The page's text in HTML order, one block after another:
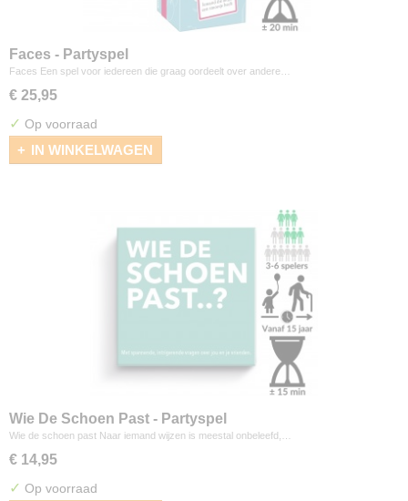
Faces - Partyspel
Faces Een spel voor iedereen die graag oordeelt over andere…
€ 25,95
✓ Op voorraad
IN WINKELWAGEN
Wie De Schoen Past - Partyspel
Wie de schoen past Naar iemand wijzen is meestal onbeleefd,…
€ 14,95
✓ Op voorraad